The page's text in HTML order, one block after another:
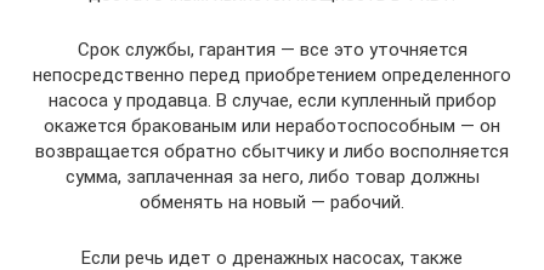
Срок службы, гарантия — все это уточняется
непосредственно перед приобретением определенного
насоса у продавца. В случае, если купленный прибор
окажется бракованым или неработоспособным — он
возвращается обратно сбытчику и либо восполняется
сумма, заплаченная за него, либо товар должны
обменять на новый — рабочий.
Если речь идет о дренажных насосах, также